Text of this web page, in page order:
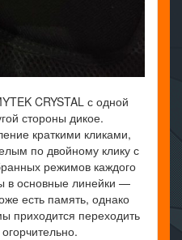
CRYSTAL с одной
стороны дикое.
краткими кликами,
по двойному клику с
режимов каждого
в основные линейки —
есть память, однако
приходится переходить